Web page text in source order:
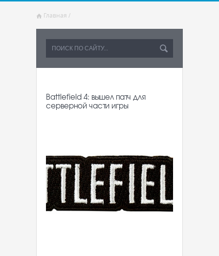
Главная /
Battlefield 4: вышел патч для
серверной части игры